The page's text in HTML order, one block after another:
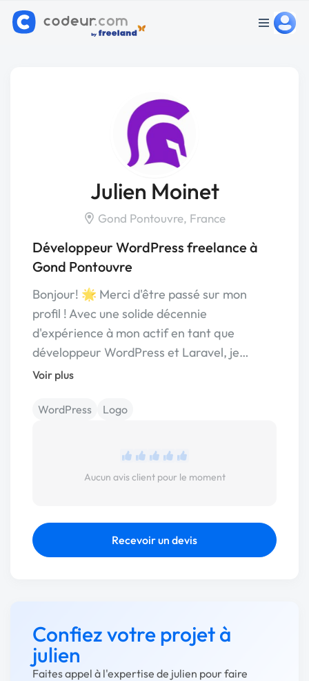
Julien Moinet
Gond Pontouvre, France
Développeur WordPress freelance à
Gond Pontouvre
Bonjour! 🌟 Merci d'être passé sur mon
profil ! Avec une solide décennie
d'expérience à mon actif en tant que
développeur WordPress et Laravel, je…
Voir plus
WordPress Logo
Aucun avis client pour le moment
Recevoir un devis
Confiez votre projet à
julien
Faites appel à l'expertise de julien pour faire